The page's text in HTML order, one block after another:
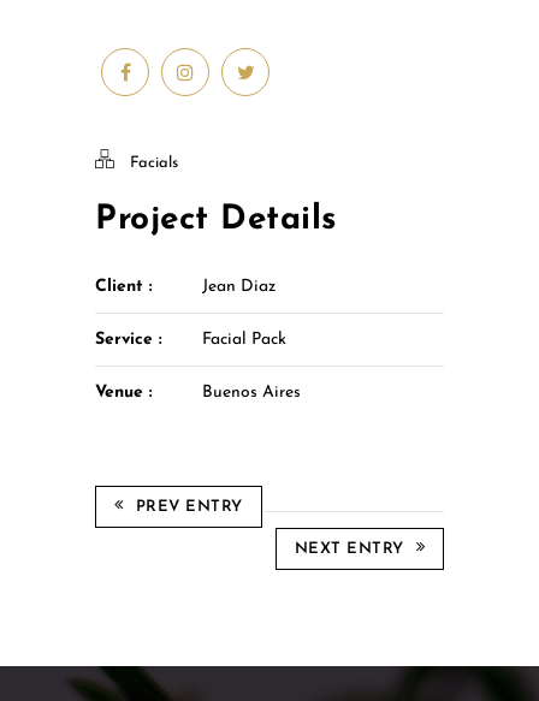
Facials
Project Details
Client : Jean Diaz
Service : Facial Pack
Venue : Buenos Aires
PREV ENTRY
NEXT ENTRY